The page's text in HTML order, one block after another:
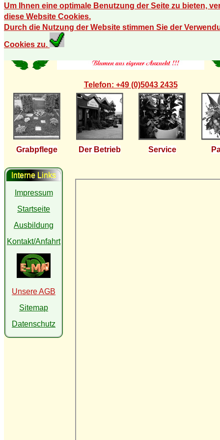
Um Ihnen eine optimale Benutzung der Seite zu bieten,
diese Website Cookies.
Durch die Nutzung der Website stimmen Sie der
Cookies zu.
Telefon: +49 (0)5043 2435
Grabpflege Der Betrieb Service
Interne Links
Impressum
Startseite
Ausbildung
Kontakt/Anfahrt
Unsere AGB
Sitemap
Datenschutz